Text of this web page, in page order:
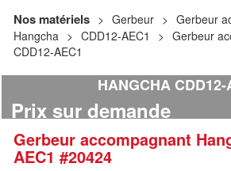
Nos matériels Gerbeur
Gerbeur
Hangcha
CDD12-AEC1
Gerbeur
CDD12-AEC1
HANGCHA CDD12-
Prix sur demande
Gerbeur accompagnant
AEC1 #20424